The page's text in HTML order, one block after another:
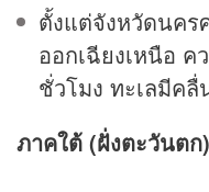
ตั้งแต่จังหวัดนคร
ออกเฉียงเหนือ ค
ชั่วโมง ทะเลมีคลื่
ภาคใต้ (ฝั่งตะวันตก)